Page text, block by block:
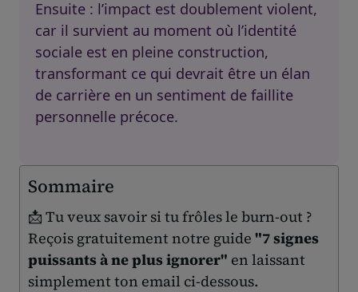
Ensuite : l’impact est doublement violent,
car il survient au moment où l’identité
sociale est en pleine construction,
transformant ce qui devrait être un élan
de carrière en un sentiment de faillite
personnelle précoce.
Sommaire
📩 Tu veux savoir si tu frôles le burn-out ?
Reçois gratuitement notre guide "7 signes
puissants à ne plus ignorer" en laissant
simplement ton email ci-dessous.